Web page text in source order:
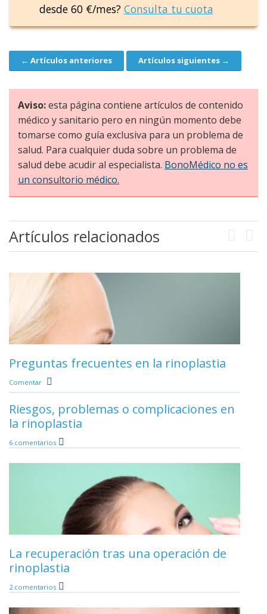
desde 60 €/mes? Consulta tu cuota
Navegación
← Artículos anteriores Artículos siguientes →
Aviso:esta página contiene artículos de contenido
médico y sanitario pero en ningún momento debe
tomarse como guía exclusiva para un problema de
salud. Para cualquier duda sobre un problema de
salud debe acudir al especialista. BonoMédico no es
un consultorio médico.
Artículos relacionados
La edad ideal para la rinoplastia
Comentar
La rinoplastia por motivos estéticos
Preguntas frecuentes en la rinoplastia
Comentar
Riesgos, problemas o complicaciones en
la rinoplastia
6 comentarios
La recuperación tras una operación de
rinoplastia
2 comentarios
La anestesia en la rinoplastia
Cicatrices tras la rinoplastia
Comentar
Next